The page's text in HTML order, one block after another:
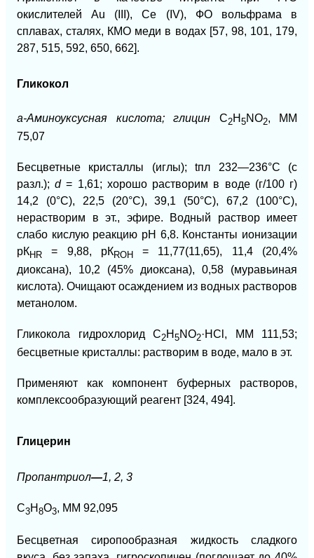
окислителей Au (III), Се (IV), ФО вольфрама в
сплавах, сталях, КМО меди в водах [57, 98, 101, 179,
287, 515, 592, 650, 662].
Гликокол
а-Аминоуксусная кислота; глицин C2H 5NO2, ММ
75,07
Бесцветные кристаллы (иглы); tпл 232—236°С (с
разл.);d = 1,61; хорошо растворим в воде (г/100 г)
14,2 (0°С), 22,5 (20°С), 39,1 (50°С), 67,2 (100°С),
нерастворим в эт., эфире. Водный раствор имеет
слабо кислую реакцию рН 6,8. Константы ионизации
рКHR = 9,88, рКROH= 11,77(11,65), 11,4 (20,4%
диоксана), 10,2 (45% диоксана), 0,58 (муравьиная
кислота). Очищают осаждением из водных растворов
метанолом.
Гликокола гидрохлорид C2H 5NO2·HCl, ММ 111,53;
бесцветные кристаллы: растворим в воде, мало в эт.
Применяют как компонент буферных растворов,
комплексообразующий реагент [324, 494].
Глицерин
Пропантриол—1, 2, 3
С3Н 8O3, ММ 92,095
Бесцветная сиропообразная жидкость сладкого